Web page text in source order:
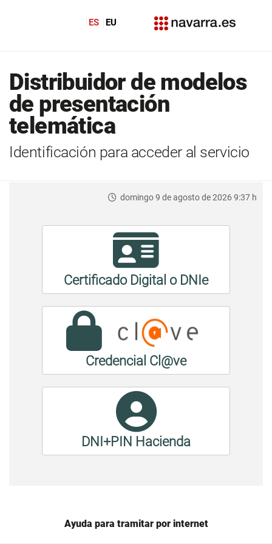
ES EU
Distribuidor de modelos
de presentación
telemática
Identificación para acceder al servicio
domingo 9 de agosto de 2026 9:37 h
Certificado Digital o DNIe
Credencial Cl@ve
DNI+PIN Hacienda
Ayuda para tramitar por internet